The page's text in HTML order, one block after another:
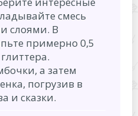
смесь
слоями. В
примерно 0,5
а затем
погрузив в
и сказки.